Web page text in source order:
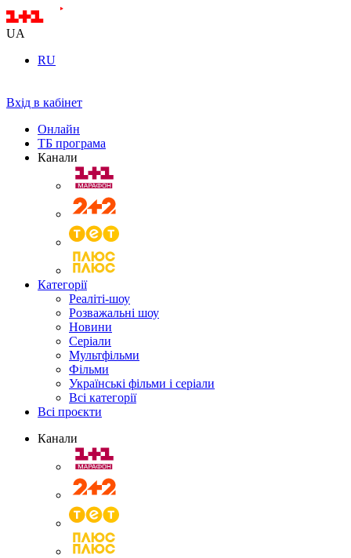
UA
RU
Вхід в кабінет
Онлайн
ТБ програма
Канали
Категорії
Реаліті-шоу
Розважальні шоу
Новини
Серіали
Мультфільми
Фільми
Українські фільми і серіали
Всі категорії
Всі проєкти
Канали